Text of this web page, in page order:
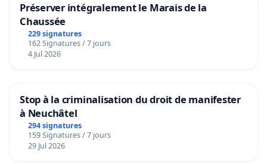
Préserver intégralement le Marais de la
Chaussée
229 signatures
162 Signatures / 7 jours
4 Jul 2026
Stop à la criminalisation du droit de manifester
à Neuchâtel
294 signatures
159 Signatures / 7 jours
29 Jul 2026